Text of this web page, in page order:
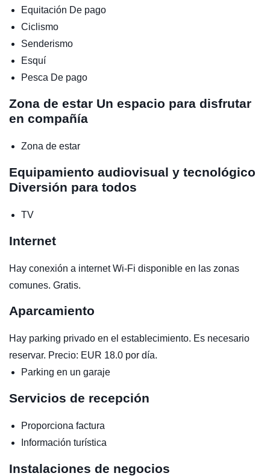
Equitación De pago
Ciclismo
Senderismo
Esquí
Pesca De pago
Zona de estar Un espacio para disfrutar
en compañía
Zona de estar
Equipamiento audiovisual y tecnológico
Diversión para todos
TV
Internet
Hay conexión a internet Wi-Fi disponible en las zonas
comunes. Gratis.
Aparcamiento
Hay parking privado en el establecimiento. Es necesario
reservar. Precio: EUR 18.0 por día.
Parking en un garaje
Servicios de recepción
Proporciona factura
Información turística
Instalaciones de negocios